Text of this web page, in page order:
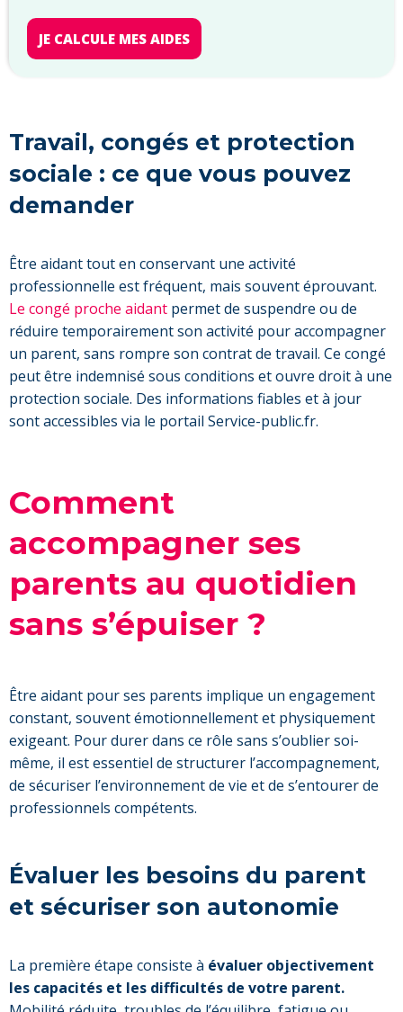
JE CALCULE MES AIDES
Travail, congés et protection
sociale : ce que vous pouvez
demander
Être aidant tout en conservant une activité
professionnelle est fréquent, mais souvent éprouvant.
Le congé proche aidant permet de suspendre ou de
réduire temporairement son activité pour accompagner
un parent, sans rompre son contrat de travail. Ce congé
peut être indemnisé sous conditions et ouvre droit à une
protection sociale. Des informations fiables et à jour
sont accessibles via le portail Service-public.fr.
Comment
accompagner ses
parents au quotidien
sans s’épuiser ?
Être aidant pour ses parents implique un engagement
constant, souvent émotionnellement et physiquement
exigeant. Pour durer dans ce rôle sans s’oublier soi-
même, il est essentiel de structurer l’accompagnement,
de sécuriser l’environnement de vie et de s’entourer de
professionnels compétents.
Évaluer les besoins du parent
et sécuriser son autonomie
La première étape consiste à évaluer objectivement
les capacités et les difficultés de votre parent.